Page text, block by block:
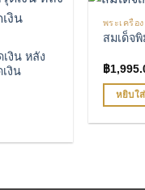
การโปรด
งิน หลัง
งิน
พระเครื่อง
สมเด็จ
฿
หยิบใ